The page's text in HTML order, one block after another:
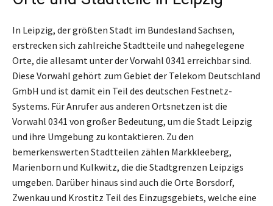
In Leipzig, der größten Stadt im Bundesland Sachsen,
erstrecken sich zahlreiche Stadtteile und nahegelegene
Orte, die allesamt unter der Vorwahl 0341 erreichbar sind.
Diese Vorwahl gehört zum Gebiet der Telekom Deutschland
GmbH und ist damit ein Teil des deutschen Festnetz-
Systems. Für Anrufer aus anderen Ortsnetzen ist die
Vorwahl 0341 von großer Bedeutung, um die Stadt Leipzig
und ihre Umgebung zu kontaktieren. Zu den
bemerkenswerten Stadtteilen zählen Markkleeberg,
Marienborn und Kulkwitz, die die Stadtgrenzen Leipzigs
umgeben. Darüber hinaus sind auch die Orte Borsdorf,
Zwenkau und Krostitz Teil des Einzugsgebiets, welche eine